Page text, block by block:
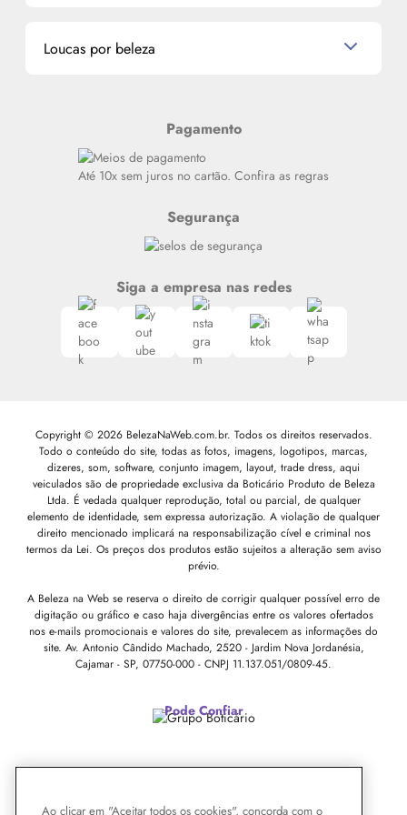
Miniaturas de Produtos de Cabelo
Meus endereços
Loucas por beleza
Siga nosso canal no Whatsapp
Pagamento
Até 10x sem juros no cartão. Confira as regras
Segurança
Siga a empresa nas redes
Copyright © 2026 BelezaNaWeb.com.br. Todos os direitos reservados.
Todo o conteúdo do site, todas as fotos, imagens, logotipos, marcas,
dizeres, som, software, conjunto imagem, layout, trade dress, aqui
veiculados são de propriedade exclusiva da Boticário Produto de Beleza
Ltda. É vedada qualquer reprodução, total ou parcial, de qualquer
elemento de identidade, sem expressa autorização. A violação de qualquer
direito mencionado implicará na responsabilização cível e criminal nos
termos da Lei. Os preços dos produtos estão sujeitos a alteração sem aviso
prévio.
A Beleza na Web se reserva o direito de corrigir qualquer possível erro de
digitação ou gráfico e caso haja divergências entre os valores ofertados
nos e-mails promocionais e valores do site, prevalecem as informações do
site. Av. Antonio Cândido Machado, 2520 - Jardim Nova Jordanésia,
Cajamar - SP, 07750-000 - CNPJ 11.137.051/0809-45.
Pode Confiar
Ao clicar em "Aceitar todos os cookies", concorda com o